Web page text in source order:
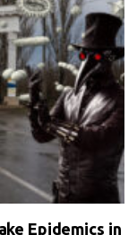
Epidemics in